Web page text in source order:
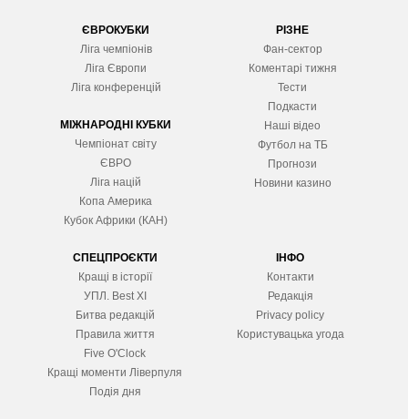
ЄВРОКУБКИ
Ліга чемпіонів
Ліга Європи
Ліга конференцій
МІЖНАРОДНІ КУБКИ
Чемпіонат світу
ЄВРО
Ліга націй
Копа Америка
Кубок Африки (КАН)
РІЗНЕ
Фан-сектор
Коментарі тижня
Тести
Подкасти
Наші відео
Футбол на ТБ
Прогнози
Новини казино
СПЕЦПРОЄКТИ
Кращі в історії
УПЛ. Best XІ
Битва редакцій
Правила життя
Five O'Clock
Кращі моменти Ліверпуля
Подія дня
ІНФО
Контакти
Редакція
Privacy policy
Користувацька угода